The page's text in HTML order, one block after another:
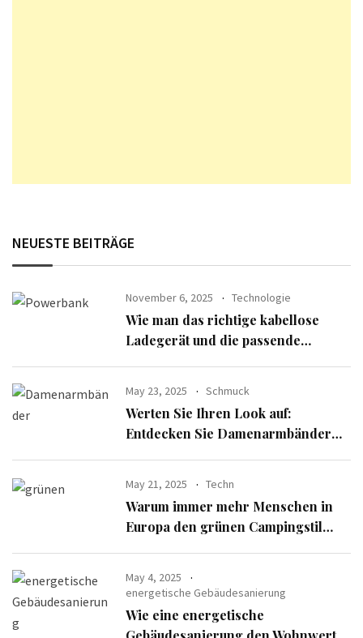
NEUESTE BEITRÄGE
November 6, 2025 Technologie
Wie man das richtige kabellose
Ladegerät und die passende
May 23, 2025 Schmuck
Werten Sie Ihren Look auf:
Entdecken Sie Damenarmbänder
May 21, 2025 Techn
Warum immer mehr Menschen in
Europa den grünen Campingstil
May 4, 2025
energetische Gebäudesanierung
Wie eine energetische